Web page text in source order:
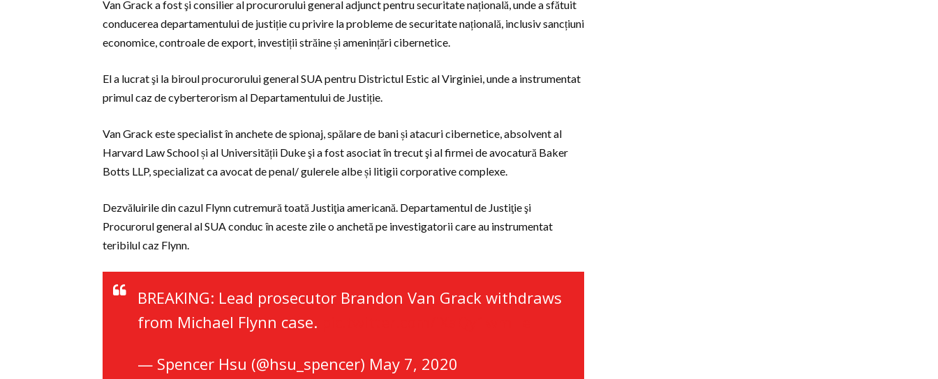
Van Grack a fost şi consilier al procurorului general adjunct pentru securitate națională, unde a sfătuit
conducerea departamentului de justiție cu privire la probleme de securitate națională, inclusiv sancțiuni
economice, controale de export, investiții străine și amenințări cibernetice.
El a lucrat şi la biroul procurorului general SUA pentru Districtul Estic al Virginiei, unde a instrumentat
primul caz de cyberterorism al Departamentului de Justiție.
Van Grack este specialist în anchete de spionaj, spălare de bani și atacuri cibernetice, absolvent al
Harvard Law School și al Universității Duke şi a fost asociat în trecut şi al firmei de avocatură Baker
Botts LLP, specializat ca avocat de penal/ gulerele albe și litigii corporative complexe.
Dezvăluirile din cazul Flynn cutremură toată Justiţia americană. Departamentul de Justiţie şi
Procurorul general al SUA conduc în aceste zile o anchetă pe investigatorii care au instrumentat
teribilul caz Flynn.
BREAKING: Lead prosecutor Brandon Van Grack withdraws
from Michael Flynn case.
— Spencer Hsu (@hsu_spencer) May 7, 2020